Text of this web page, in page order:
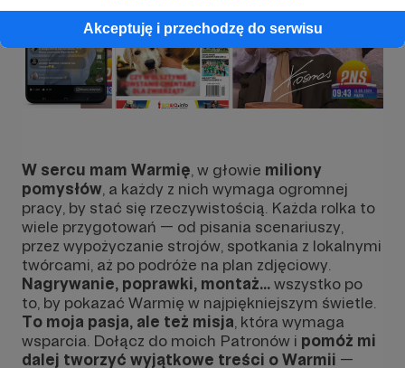
Akceptuję i przechodzę do serwisu
W sercu mam Warmię , w głowie miliony
pomysłów , a każdy z nich wymaga ogromnej
pracy, by stać się rzeczywistością. Każda rolka to
wiele przygotowań — od pisania scenariuszy,
przez wypożyczanie strojów, spotkania z lokalnymi
twórcami, aż po podróże na plan zdjęciowy.
Nagrywanie, poprawki, montaż...wszystko po
to, by pokazać Warmię w najpiękniejszym świetle.
To moja pasja, ale też misja , która wymaga
wsparcia. Dołącz do moich Patronów i pomóż mi
dalej tworzyć wyjątkowe treści o Warmii —